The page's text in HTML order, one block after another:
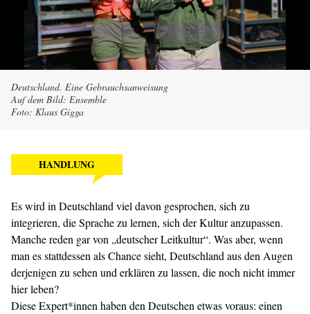
Deutschland. Eine Gebrauchsanweisung
Auf dem Bild: Ensemble
Foto: Klaus Gigga
HANDLUNG
Es wird in Deutschland viel davon gesprochen, sich zu
integrieren, die Sprache zu lernen, sich der Kultur anzupassen.
Manche reden gar von „deutscher Leitkultur“. Was aber, wenn
man es stattdessen als Chance sieht, Deutschland aus den Augen
derjenigen zu sehen und erklären zu lassen, die noch nicht immer
hier leben?
Diese Expert*innen haben den Deutschen etwas voraus: einen